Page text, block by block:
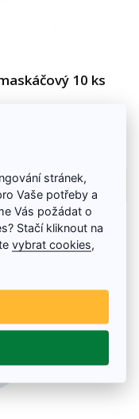
10 ks
stránek,
Vaše potřeby a
Vás požádat o
Stačí kliknout na
vybrat cookies